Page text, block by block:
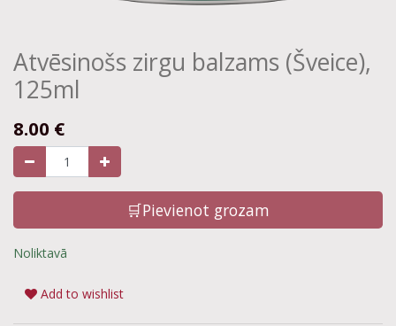
Atvēsinošs zirgu balzams (Šveice),
125ml
8.00 €
🛒Pievienot grozam
Noliktavā
Add to wishlist